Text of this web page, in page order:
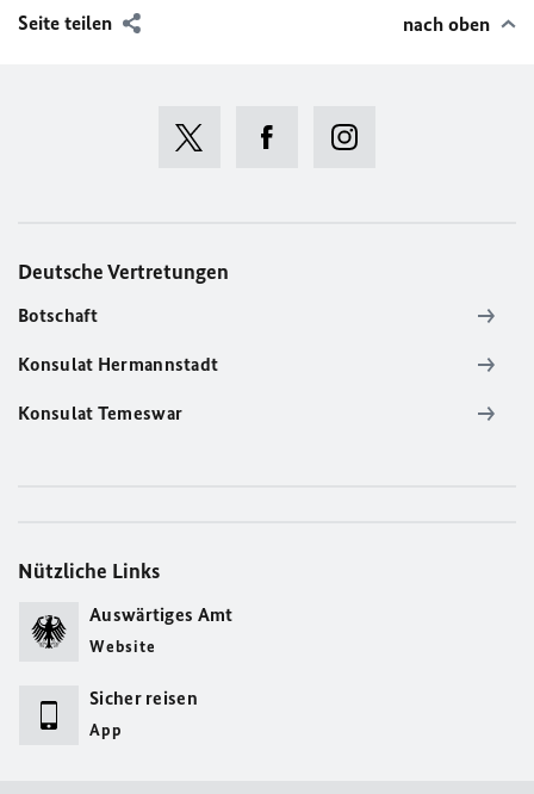
Seite teilen nach oben
Deutsche Vertretungen
Botschaft
Konsulat Hermannstadt
Konsulat Temeswar
Nützliche Links
Auswärtiges Amt
Website
Sicher reisen
App